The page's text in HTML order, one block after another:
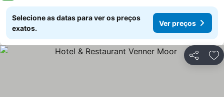
Selecione as datas para ver os preços
exatos.
Ver preços
Partilhar